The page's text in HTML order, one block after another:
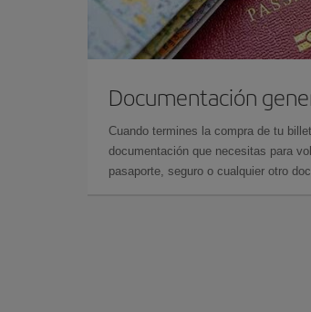
Documentación
Cuando termines la compra de tu
documentación que necesitas para
pasaporte, seguro o cualquier otro